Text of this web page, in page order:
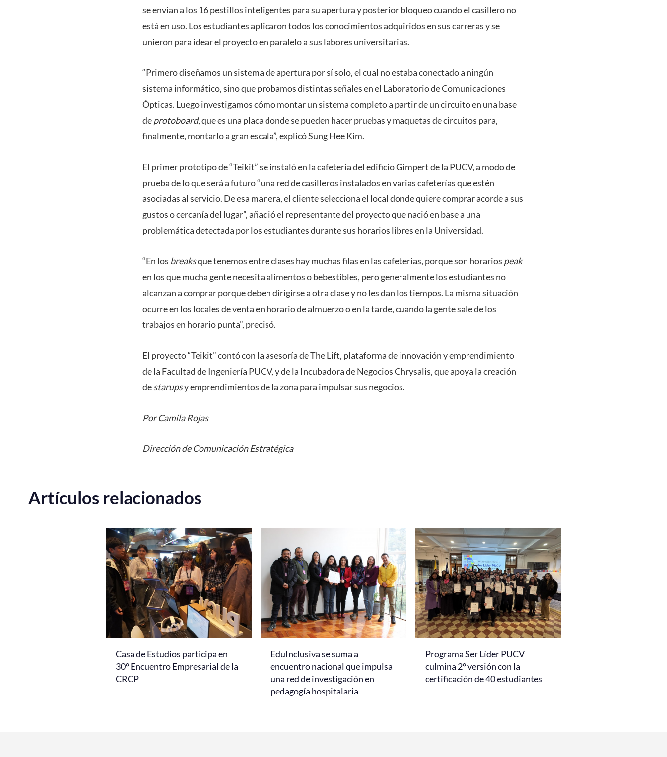
se envían a los 16 pestillos inteligentes para su apertura y posterior bloqueo cuando el casillero no
está en uso. Los estudiantes aplicaron todos los conocimientos adquiridos en sus carreras y se
unieron para idear el proyecto en paralelo a sus labores universitarias.
“Primero diseñamos un sistema de apertura por sí solo, el cual no estaba conectado a ningún
sistema informático, sino que probamos distintas señales en el Laboratorio de Comunicaciones
Ópticas. Luego investigamos cómo montar un sistema completo a partir de un circuito en una base
deprotoboard, que es una placa donde se pueden hacer pruebas y maquetas de circuitos para,
finalmente, montarlo a gran escala”, explicó Sung Hee Kim.
El primer prototipo de “Teikit” se instaló en la cafetería del edificio Gimpert de la PUCV, a modo de
prueba de lo que será a futuro “una red de casilleros instalados en varias cafeterías que estén
asociadas al servicio. De esa manera, el cliente selecciona el local donde quiere comprar acorde a sus
gustos o cercanía del lugar”, añadió el representante del proyecto que nació en base a una
problemática detectada por los estudiantes durante sus horarios libres en la Universidad.
“En los breaksque tenemos entre clases hay muchas filas en las cafeterías, porque son horarios peak
en los que mucha gente necesita alimentos o bebestibles, pero generalmente los estudiantes no
alcanzan a comprar porque deben dirigirse a otra clase y no les dan los tiempos. La misma situación
ocurre en los locales de venta en horario de almuerzo o en la tarde, cuando la gente sale de los
trabajos en horario punta”, precisó.
El proyecto “Teikit” contó con la asesoría de The Lift, plataforma de innovación y emprendimiento
de la Facultad de Ingeniería PUCV, y de la Incubadora de Negocios Chrysalis, que apoya la creación
destarupsy emprendimientos de la zona para impulsar sus negocios.
Por Camila Rojas
Dirección de Comunicación Estratégica
Artículos relacionados
Casa de Estudios participa en
30° Encuentro Empresarial de la
CRCP
EduInclusiva se suma a
encuentro nacional que impulsa
una red de investigación en
pedagogía hospitalaria
Programa Ser Líder PUCV
culmina 2° versión con la
certificación de 40 estudiantes